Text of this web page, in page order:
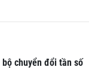
bộ chuyển đổi tần số